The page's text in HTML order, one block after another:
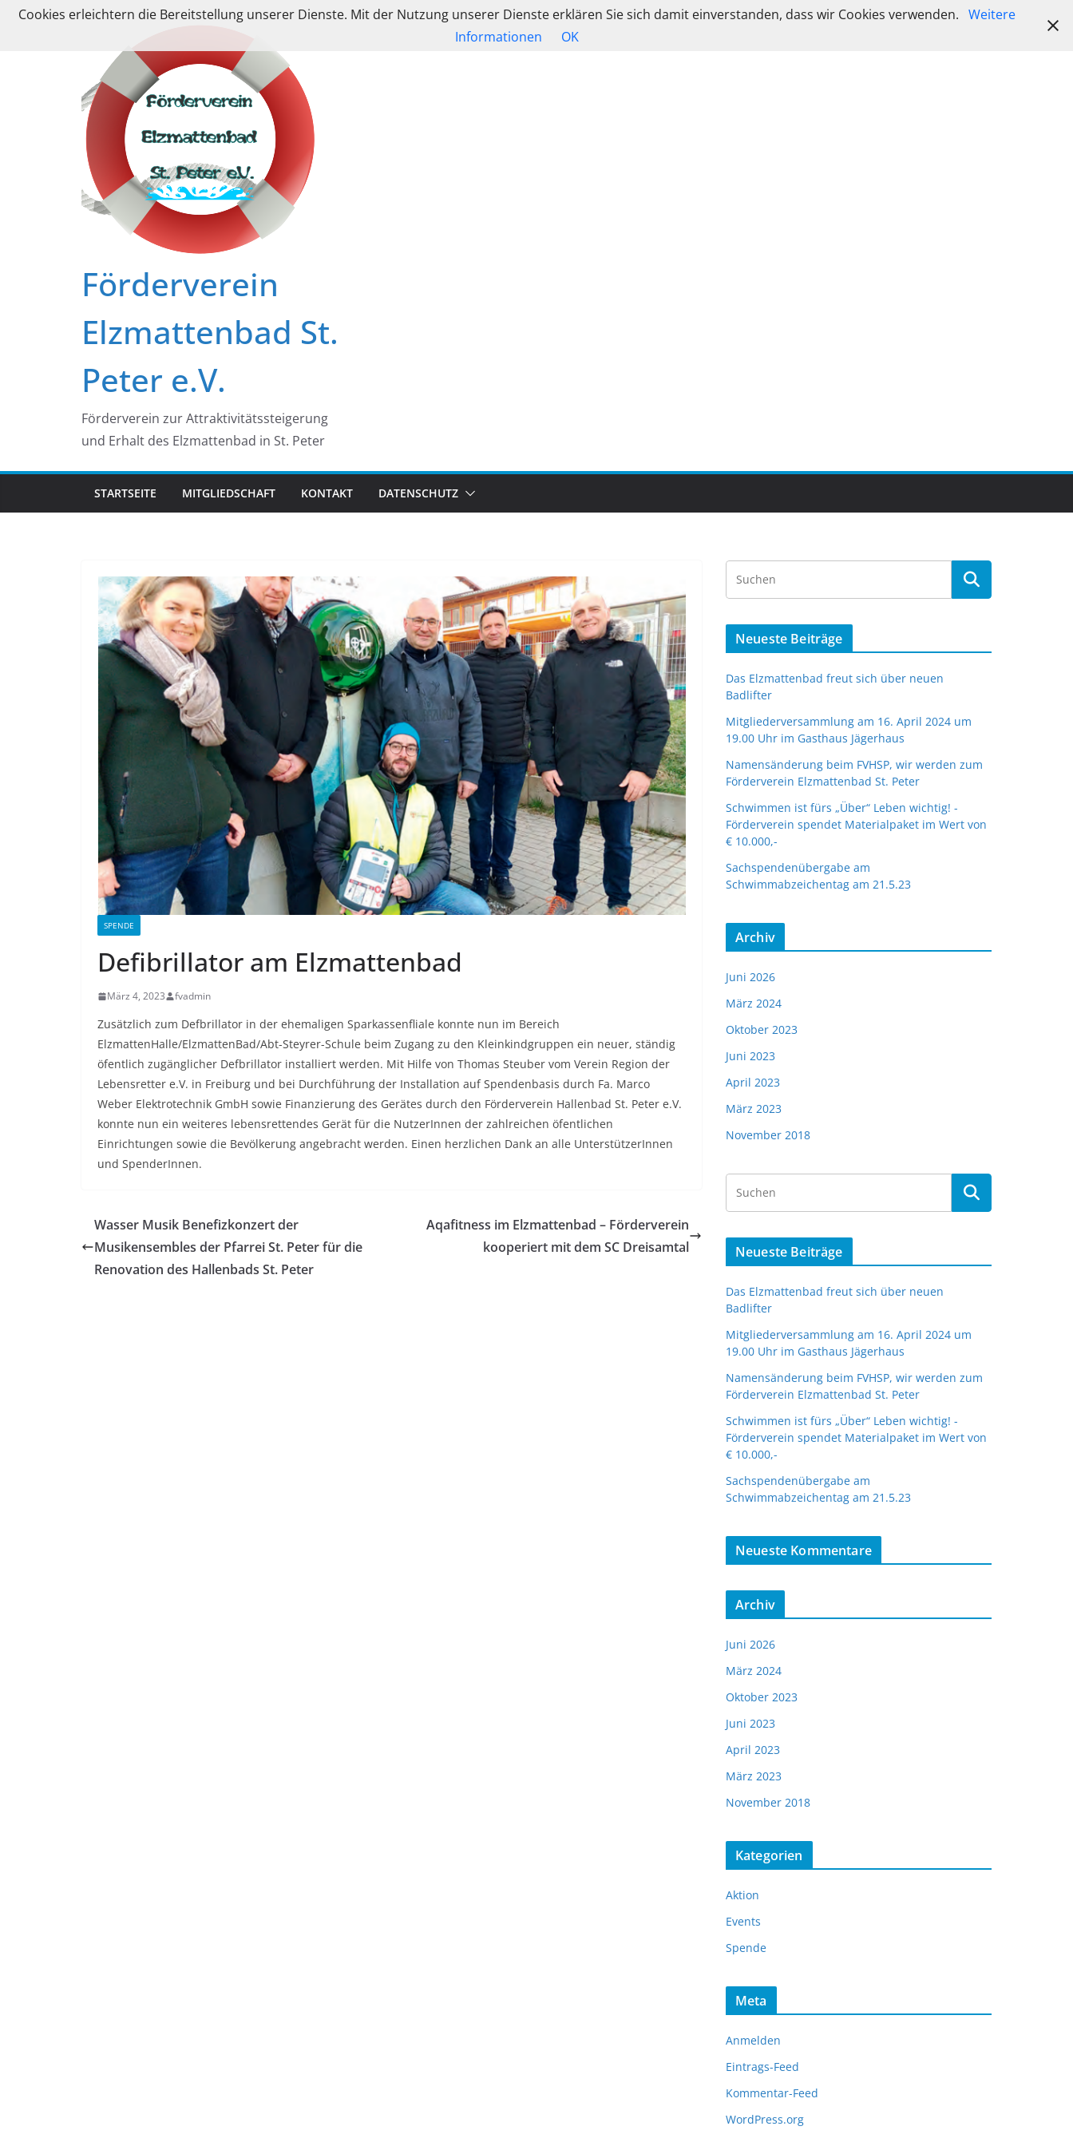
Zum
Förderverein
Elzmattenbad St.
Peter e.V.
Förderverein zur Attraktivitätssteigerung
und Erhalt des Elzmattenbad in St. Peter
STARTSEITE MITGLIEDSCHAFT KONTAKT DATENSCHUTZ
SPENDE
Defibrillator am Elzmattenbad
März 4, 2023 fvadmin
Zusätzlich zum Defbrillator in der ehemaligen Sparkassenfliale konnte nun im Bereich
ElzmattenHalle/ElzmattenBad/Abt-Steyrer-Schule beim Zugang zu den Kleinkindgruppen ein neuer, ständig
öfentlich zugänglicher Defbrillator installiert werden. Mit Hilfe von Thomas Steuber vom Verein Region der
Lebensretter e.V. in Freiburg und bei Durchführung der Installation auf Spendenbasis durch Fa. Marco
Weber Elektrotechnik GmbH sowie Finanzierung des Gerätes durch den Förderverein Hallenbad St. Peter e.V.
konnte nun ein weiteres lebensrettendes Gerät für die NutzerInnen der zahlreichen öfentlichen
Einrichtungen sowie die Bevölkerung angebracht werden. Einen herzlichen Dank an alle UnterstützerInnen
und SpenderInnen.
Wasser Musik Benefizkonzert der
Musikensembles der Pfarrei St. Peter für die
Renovation des Hallenbads St. Peter
Aqafitness im Elzmattenbad – Förderverein
kooperiert mit dem SC Dreisamtal
Neueste Beiträge
Das Elzmattenbad freut sich über neuen
Badlifter
Mitgliederversammlung am 16. April 2024 um
19.00 Uhr im Gasthaus Jägerhaus
Namensänderung beim FVHSP, wir werden zum
Förderverein Elzmattenbad St. Peter
Schwimmen ist fürs „Über“ Leben wichtig! -
Förderverein spendet Materialpaket im Wert von
€ 10.000,-
Sachspendenübergabe am
Schwimmabzeichentag am 21.5.23
Archiv
Juni 2026
März 2024
Oktober 2023
Juni 2023
April 2023
März 2023
November 2018
Neueste Beiträge
Das Elzmattenbad freut sich über neuen
Badlifter
Mitgliederversammlung am 16. April 2024 um
19.00 Uhr im Gasthaus Jägerhaus
Namensänderung beim FVHSP, wir werden zum
Förderverein Elzmattenbad St. Peter
Schwimmen ist fürs „Über“ Leben wichtig! -
Förderverein spendet Materialpaket im Wert von
€ 10.000,-
Sachspendenübergabe am
Schwimmabzeichentag am 21.5.23
Neueste Kommentare
Archiv
Juni 2026
März 2024
Oktober 2023
Juni 2023
April 2023
März 2023
November 2018
Kategorien
Aktion
Events
Spende
Meta
Anmelden
Eintrags-Feed
Kommentar-Feed
WordPress.org
Cookies erleichtern die Bereitstellung unserer Dienste. Mit der Nutzung unserer Dienste erklären Sie sich damit einverstanden, dass wir Cookies verwenden. Weitere
Informationen
OK